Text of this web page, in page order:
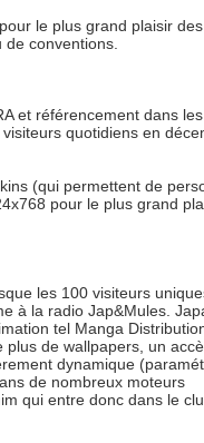
le plus grand plaisir
conventions.
et référencement dans
quotidiens en
(qui permettent de
pour le plus grand
les 100 visiteurs
à la radio Jap&Mules.
tel Manga
de wallpapers, un
dynamique
de nombreux moteurs
qui entre donc dans le